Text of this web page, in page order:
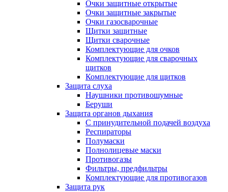
Очки защитные открытые
Очки защитные закрытые
Очки газосварочные
Щитки защитные
Щитки сварочные
Комплектующие для очков
Комплектующие для сварочных
щитков
Комплектующие для щитков
Защита слуха
Наушники противошумные
Беруши
Защита органов дыхания
С принудительной подачей воздуха
Респираторы
Полумаски
Полнолицевые маски
Противогазы
Фильтры, предфильтры
Комплектующие для противогазов
Защита рук